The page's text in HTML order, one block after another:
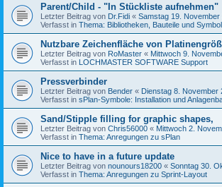
Parent/Child - "In Stückliste aufnehmen"
Letzter Beitrag von Dr.Fidi « Samstag 19. November
Verfasst in Thema: Bibliotheken, Bauteile und
Nutzbare Zeichenfläche von
Letzter Beitrag von RoMaster « Mittwoch 9.
Verfasst in LOCHMASTER SOFTWARE Support
Pressverbinder
Letzter Beitrag von Bender « Dienstag 8. November
Verfasst in sPlan-Symbole: Installation und
Sand/Stipple filling for graphic shapes,
Letzter Beitrag von Chris56000 « Mittwoch 2.
Verfasst in Thema: Anregungen zu sPlan
Nice to have in a future update
Letzter Beitrag von nounours18200 « Sonntag 30.
Verfasst in Thema: Anregungen zu Sprint-Layout